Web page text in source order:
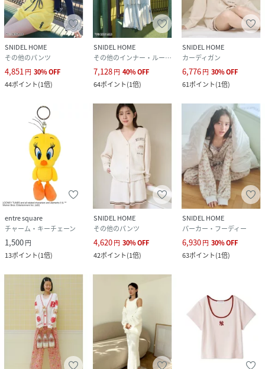
SNIDEL HOME
その他のパンツ
4,851円 30%OFF
44ポイント(1倍)
SNIDEL HOME
その他のインナー・ルームウェア
7,128円 40%OFF
64ポイント(1倍)
SNIDEL HOME
カーディガン
6,776円 30%OFF
61ポイント(1倍)
entre square
チャーム・キーチェーン
1,500円
13ポイント(1倍)
SNIDEL HOME
その他のパンツ
4,620円 30%OFF
42ポイント(1倍)
SNIDEL HOME
パーカー・フーディー
6,930円 30%OFF
63ポイント(1倍)